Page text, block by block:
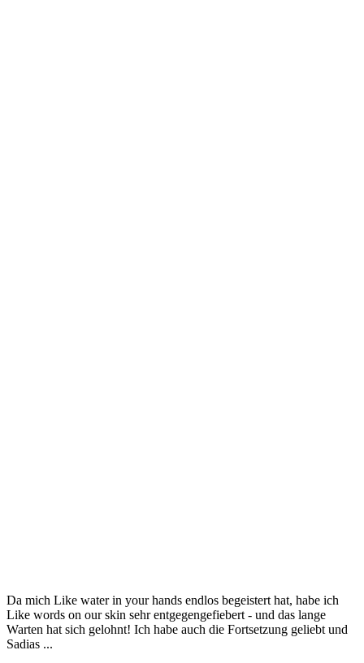
Da mich Like water in your hands endlos begeistert hat, habe ich
Like words on our skin sehr entgegengefiebert - und das lange
Warten hat sich gelohnt! Ich habe auch die Fortsetzung geliebt und
Sadias ...